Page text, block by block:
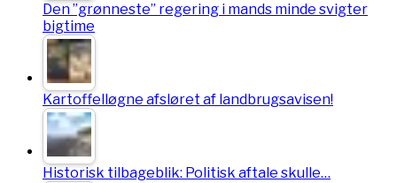
Den ”grønneste” regering i mands minde svigter
bigtime
Kartoffelløgne afsløret af landbrugsavisen!
Historisk tilbageblik: Politisk aftale skulle…